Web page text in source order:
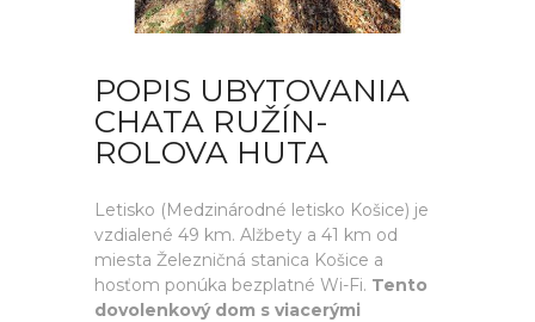
POPIS UBYTOVANIA
CHATA RUŽÍN-
ROLOVA HUTA
Letisko (Medzinárodné letisko Košice) je
vzdialené 49 km. Alžbety a 41 km od
miesta Železničná stanica Košice a
hosťom ponúka bezplatné Wi-Fi. Tento
dovolenkový dom s viacerými